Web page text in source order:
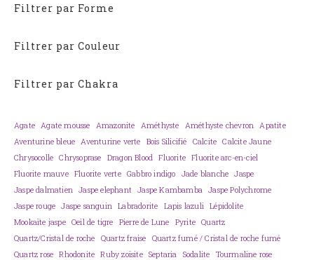
Filtrer par Forme
Filtrer par Couleur
Filtrer par Chakra
Agate Agate mousse Amazonite Améthyste Améthyste chevron
Apatite
Aventurine bleue
Aventurine verte Bois Silicifié Calcite
Calcite Jaune
Chrysocolle
Chrysoprase Dragon Blood Fluorite Fluorite arc-en-ciel
Fluorite mauve Fluorite verte Gabbro indigo Jade blanche
Jaspe
Jaspe dalmatien Jaspe elephant Jaspe Kambamba Jaspe Polychrome
Jaspe rouge
Jaspe sanguin Labradorite Lapis lazuli Lépidolite
Mookaïte jaspe Oeil de tigre Pierre de Lune Pyrite Quartz
Quartz/Cristal de roche
Quartz fraise
Quartz fumé / Cristal de roche fumé
Quartz rose
Rhodonite Ruby zoïsite Septaria Sodalite
Tourmaline rose